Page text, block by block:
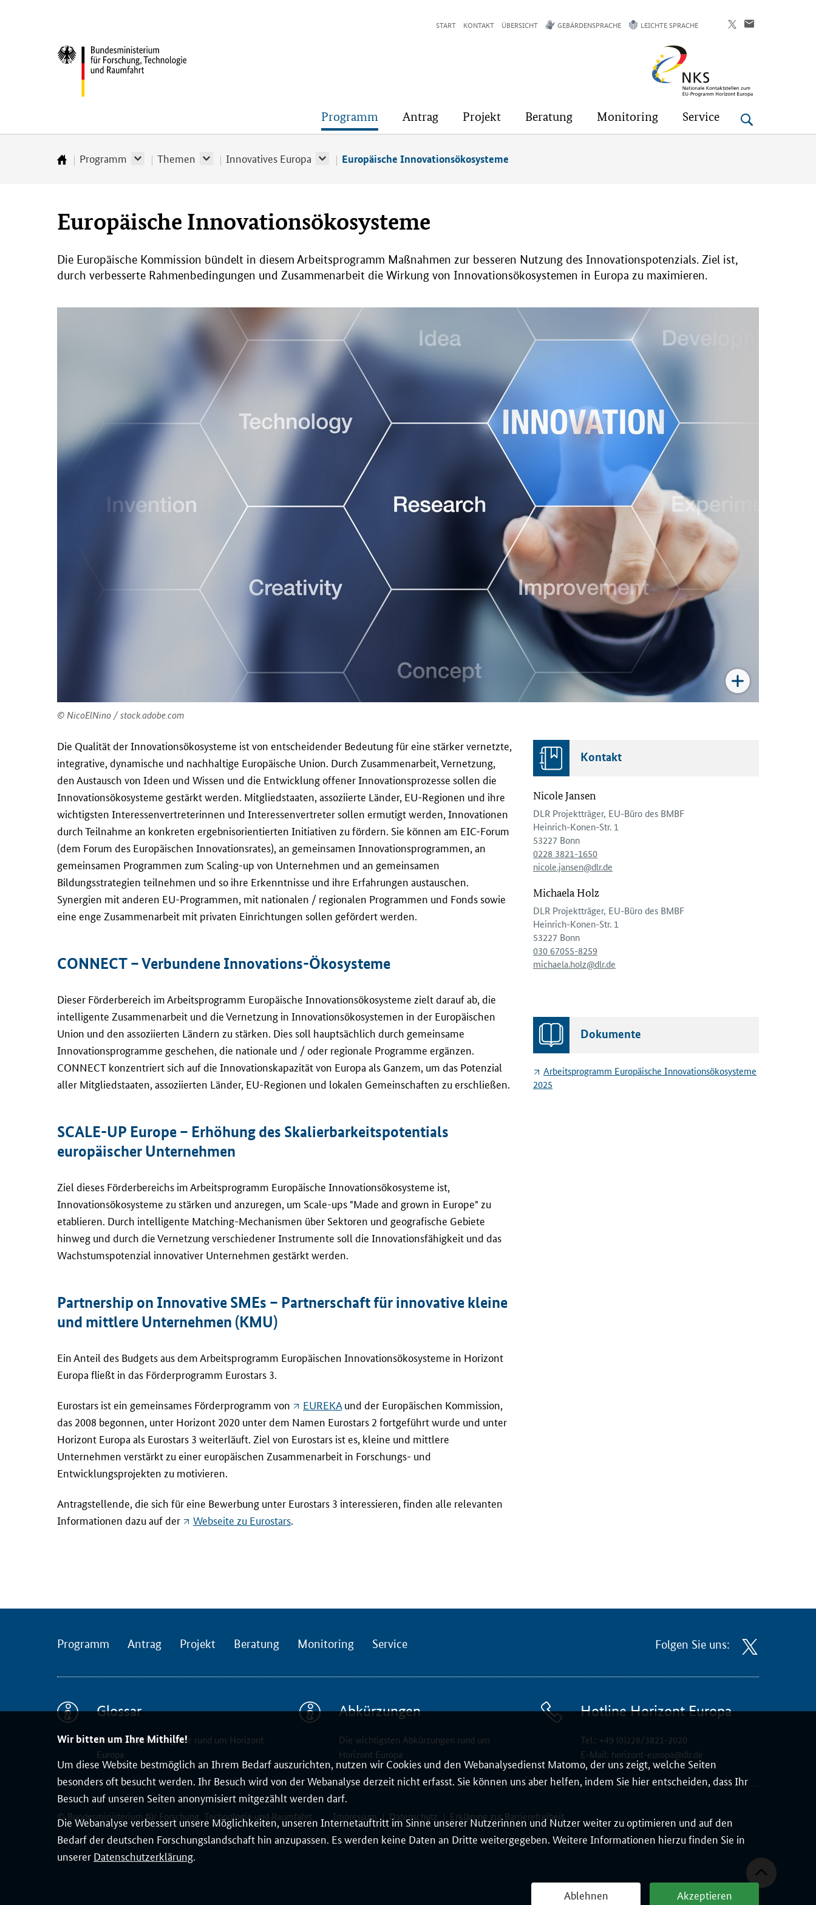
Wir bitten um Ihre Mithilfe!
Um diese Website bestmöglich an Ihrem Bedarf auszurichten, nutzen wir Cookies und den Webanalysedienst Matomo, der uns zeigt, welche Seiten
besonders oft besucht werden. Ihr Besuch wird von der Webanalyse derzeit nicht erfasst. Sie können uns aber helfen, indem Sie hier entscheiden, dass Ihr
Besuch auf unseren Seiten anonymisiert mitgezählt werden darf.
Die Webanalyse verbessert unsere Möglichkeiten, unseren Internetauftritt im Sinne unserer Nutzerinnen und Nutzer weiter zu optimieren und auf den
Bedarf der deutschen Forschungslandschaft hin anzupassen. Es werden keine Daten an Dritte weitergegeben. Weitere Informationen hierzu finden Sie in
unserer Datenschutzerklärung.
Ablehnen Akzeptieren
(Eingabetaste)
(Eingabetaste)
(Eingabetaste)
START KONTAKT ÜBERSICHT GEBÄRDENSPRACHE LEICHTE SPRACHE
Bundesministerium
und
Raumfahrt
Horizont
Europa
Programm Antrag Projekt Beratung Monitoring Service
StartseiteProgramm Themen Innovatives Europa Europäische Innovationsökosysteme
Europäische Innovationsökosysteme
Die Europäische Kommission bündelt in diesem Arbeitsprogramm Maßnahmen zur besseren Nutzung des Innovationspotenzials. Ziel ist,
durch verbesserte Rahmenbedingungen und Zusammenarbeit die Wirkung von Innovationsökosystemen in Europa zu maximieren.
NicoElNino / stock.adobe.com
Die Qualität der Innovationsökosysteme ist von entscheidender Bedeutung für eine stärker vernetzte,
integrative, dynamische und nachhaltige Europäische Union. Durch Zusammenarbeit, Vernetzung,
den Austausch von Ideen und Wissen und die Entwicklung offener Innovationsprozesse sollen die
Innovationsökosysteme gestärkt werden. Mitgliedstaaten, assoziierte Länder, EU-Regionen und ihre
wichtigsten Interessenvertreterinnen und Interessenvertreter sollen ermutigt werden, Innovationen
durch Teilnahme an konkreten ergebnisorientierten Initiativen zu fördern. Sie können am EIC-Forum
(dem Forum des Europäischen Innovationsrates), an gemeinsamen Innovationsprogrammen, an
gemeinsamen Programmen zum Scaling-up von Unternehmen und an gemeinsamen
Bildungsstrategien teilnehmen und so ihre Erkenntnisse und ihre Erfahrungen austauschen.
Synergien mit anderen EU-Programmen, mit nationalen / regionalen Programmen und Fonds sowie
eine enge Zusammenarbeit mit privaten Einrichtungen sollen gefördert werden.
CONNECT– Verbundene Innovations-Ökosysteme
Dieser Förderbereich im Arbeitsprogramm Europäische Innovationsökosysteme zielt darauf ab, die
intelligente Zusammenarbeit und die Vernetzung in Innovationsökosystemen in der Europäischen
Union und den assoziierten Ländern zu stärken. Dies soll hauptsächlich durch gemeinsame
Innovationsprogramme geschehen, die nationale und / oder regionale Programme ergänzen.
CONNECT konzentriert sich auf die Innovationskapazität von Europa als Ganzem, um das Potenzial
aller Mitgliedstaaten, assoziierten Länder, EU-Regionen und lokalen Gemeinschaften zu erschließen.
SCALE-UP Europe– Erhöhung des Skalierbarkeitspotentials
europäischer Unternehmen
Ziel dieses Förderbereichs im Arbeitsprogramm Europäische Innovationsökosysteme ist,
Innovationsökosysteme zu stärken und anzuregen, um Scale-ups "Made and grown in Europe" zu
etablieren. Durch intelligente Matching-Mechanismen über Sektoren und geografische Gebiete
hinweg und durch die Vernetzung verschiedener Instrumente soll die Innovationsfähigkeit und das
Wachstumspotenzial innovativer Unternehmen gestärkt werden.
Partnership on Innovative SMEs ­– Partnerschaft für innovative kleine
und mittlere Unternehmen (KMU)
Ein Anteil des Budgets aus dem Arbeitsprogramm Europäischen Innovationsökosysteme in Horizont
Europa fließt in das Förderprogramm Eurostars 3.
Eurostars ist ein gemeinsames Förderprogramm von EUREKAund der Europäischen Kommission,
das 2008 begonnen, unter Horizont 2020 unter dem Namen Eurostars 2 fortgeführt wurde und unter
Horizont Europa als Eurostars 3 weiterläuft. Ziel von Eurostars ist es, kleine und mittlere
Unternehmen verstärkt zu einer europäischen Zusammenarbeit in Forschungs- und
Entwicklungsprojekten zu motivieren.
Antragstellende, die sich für eine Bewerbung unter Eurostars 3 interessieren, finden alle relevanten
Informationen dazu auf der
Webseite zu Eurostars.
Kontakt
Nicole Jansen
DLR Projektträger, EU-Büro des BMBF
Heinrich-Konen-Str. 1
53227 Bonn
0228 3821-1650
nicole.jansen@dlr.de
Michaela Holz
DLR Projektträger, EU-Büro des BMBF
Heinrich-Konen-Str. 1
53227 Bonn
030 67055-8259
michaela.holz@dlr.de
Dokumente
Arbeitsprogramm Europäische Innovationsökosysteme
2025
Programm Antrag Projekt Beratung Monitoring Service Folgen Sie uns:
Glossar
Die wichtigsten Begriffe rund um Horizont
Europa
Abkürzungen
Die wichtigsten Abkürzungen rund um
Horizont Europa
Hotline Horizont Europa
Tel.: +49 (0)228/3821-2020
E-Mail: horizont-europa@dlr.de
© Bundesministerium für Forschung, Technologie und Raumfahrt Impressum Datenschutz Erklärung zur Barrierefreiheit